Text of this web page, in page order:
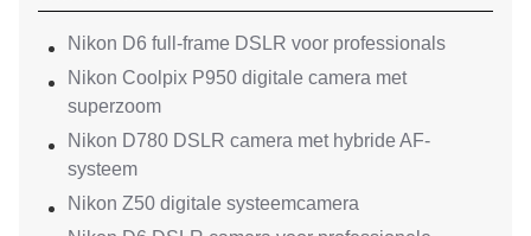
Nikon D6 full-frame DSLR voor professionals
Nikon Coolpix P950 digitale camera met
superzoom
Nikon D780 DSLR camera met hybride AF-
systeem
Nikon Z50 digitale systeemcamera